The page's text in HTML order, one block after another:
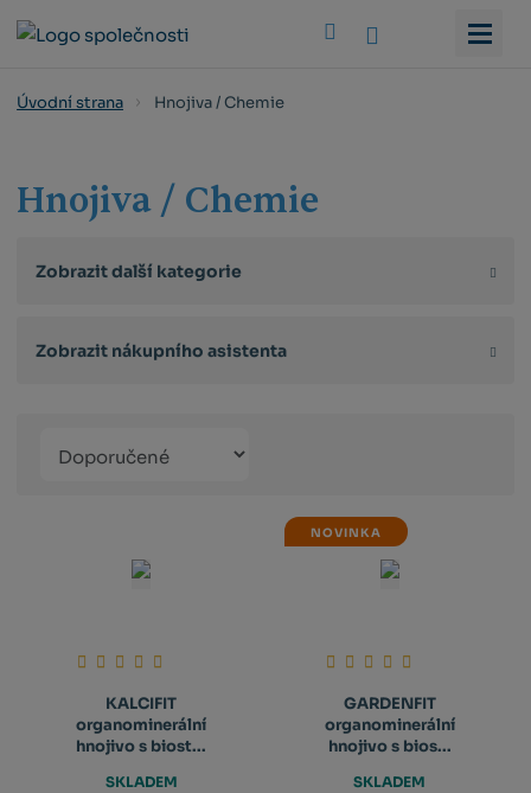
Úvodní strana Hnojiva / Chemie
Hnojiva / Chemie
Zobrazit další kategorie
Zobrazit nákupního asistenta
produktů
KALCIFIT
organominerální
hnojivo s biost...
SKLADEM
NOVINKA
GARDENFIT
organominerální
hnojivo s bios...
SKLADEM